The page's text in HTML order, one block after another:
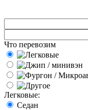
Что перевозим
Легковые:
Седан